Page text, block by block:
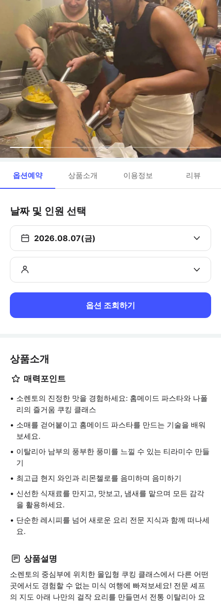
옵션예약 상품소개 이용정보 리뷰
날짜 및 인원 선택
2026.08.07(금)
옵션 조회하기
상품소개
매력포인트
소렌토의 진정한 맛을 경험하세요: 홈메이드 파스타와 나폴
리의 즐거움 쿠킹 클래스
소매를 걷어붙이고 홈메이드 파스타를 만드는 기술을 배워
보세요.
이탈리아 남부의 풍부한 풍미를 느낄 수 있는 티라미수 만들
기
최고급 현지 와인과 리몬첼로를 음미하며 음미하기
신선한 식재료를 만지고, 맛보고, 냄새를 맡으며 모든 감각
을 활용하세요.
단순한 레시피를 넘어 새로운 요리 전문 지식과 함께 떠나세
요.
상품설명
소렌토의 중심부에 위치한 몰입형 쿠킹 클래스에서 다른 어떤
곳에서도 경험할 수 없는 미식 여행에 빠져보세요! 전문 셰프
의 지도 아래 나만의 걸작 요리를 만들면서 전통 이탈리아 요